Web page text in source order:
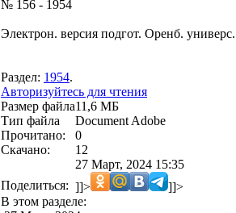
№ 156 - 1954
Электрон. версия подгот. Оренб.
Раздел: 1954.
Авторизуйтесь для чтения
Размер файла11,6 МБ
Тип файла
Document Adobe
Прочитано:
0
Скачано:
12
27 Март, 2024 15:35
Поделиться: ]]>
]]>
В этом разделе: